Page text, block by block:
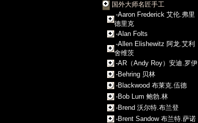
国外大师名匠手工
-Aaron Frederick 艾伦.弗里
德里克
-Alan Folts
-Allen Elishewitz 阿龙.艾利
舍维茨
-AR（Andy Roy）安迪.罗伊
-Behring 贝林
-Blackwood 布莱克.伍德
-Bob Lum 鲍勃.林
-Brend 沃尔特.布兰登
-Brent Sandow 布兰特.萨诺